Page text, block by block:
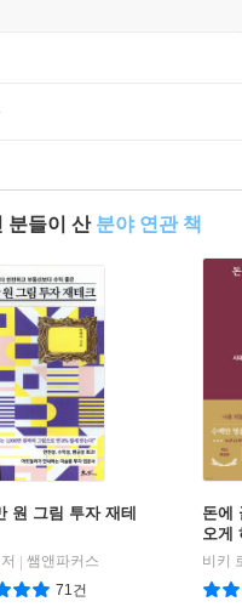
분들이 산 분야 연관 책
원 그림 투자 재테
쌤앤파커스
71건
돈에
오게